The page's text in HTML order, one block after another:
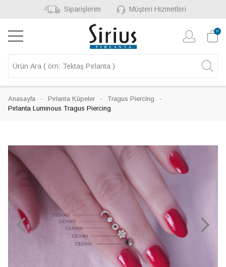
Siparişlerim Müşteri Hizmetleri
0
Anasayfa Pırlanta Küpeler
Tragus Piercing
Pırlanta Luminous Tragus Piercing